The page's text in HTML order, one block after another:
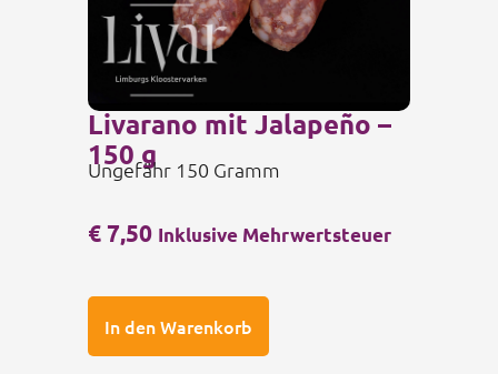
€7,50 Inklusive Mehrwertsteuer
In den Warenkorb
Livarano mit Jalapeño –
150 g
Ungefähr 150 Gramm